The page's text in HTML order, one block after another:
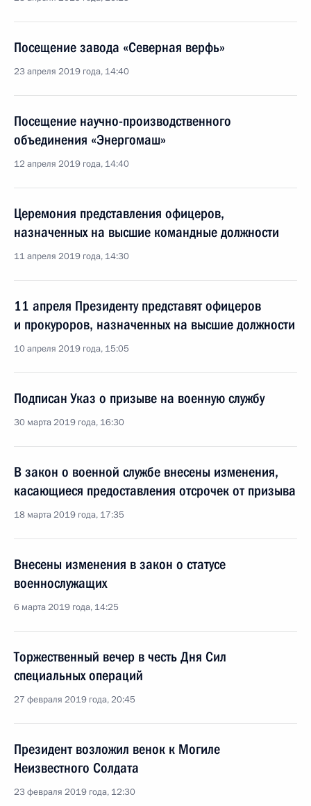
Посещение завода «Северная верфь»
23 апреля 2019 года, 14:40
Посещение научно-производственного
объединения «Энергомаш»
12 апреля 2019 года, 14:40
Церемония представления офицеров,
назначенных на высшие командные должности
11 апреля 2019 года, 14:30
11 апреля Президенту представят офицеров
и прокуроров, назначенных на высшие должности
10 апреля 2019 года, 15:05
Подписан Указ о призыве на военную службу
30 марта 2019 года, 16:30
В закон о военной службе внесены изменения,
касающиеся предоставления отсрочек от призыва
18 марта 2019 года, 17:35
Внесены изменения в закон о статусе
военнослужащих
6 марта 2019 года, 14:25
Торжественный вечер в честь Дня Сил
специальных операций
27 февраля 2019 года, 20:45
Президент возложил венок к Могиле
Неизвестного Солдата
23 февраля 2019 года, 12:30